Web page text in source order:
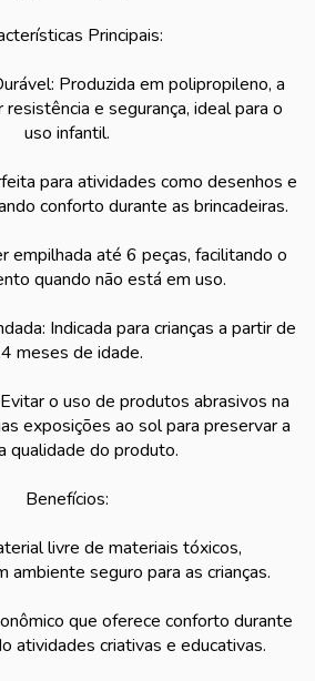
Principais:
Produzida em polipropileno, a
e segurança, ideal para o
uso infantil.
para atividades como desenhos e
conforto durante as brincadeiras.
empilhada até 6 peças, facilitando o
quando não está em uso.
Indicada para crianças a partir de
meses de idade.
o uso de produtos abrasivos na
exposições ao sol para preservar a
qualidade do produto.
Benefícios:
livre de materiais tóxicos,
ambiente seguro para as crianças.
que oferece conforto durante
atividades criativas e educativas.